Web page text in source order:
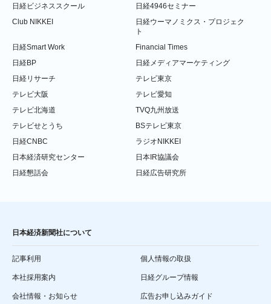
日経ビジネススクール
日経4946セミナー
Club NIKKEI
日経ウーマノミクス・プロジェク
ト
日経Smart Work
Financial Times
日経BP
日経メディアマーケティング
日経リサーチ
テレビ東京
テレビ大阪
テレビ愛知
テレビ北海道
TVQ九州放送
テレビせとうち
BSテレビ東京
日経CNBC
ラジオNIKKEI
日本経済研究センター
日本IR協議会
日経懇話会
日経広告研究所
日本経済新聞社について
記事利用 個人情報の取扱
本社採用案内 日経グループ情報
会社情報・お知らせ 広告お申し込みガイド